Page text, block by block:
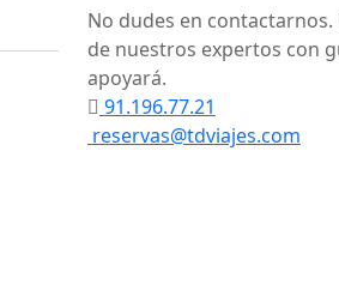
No dudes en contactarnos.
de nuestros expertos con
apoyará.
91.196.77.21
reservas@tdviajes.com